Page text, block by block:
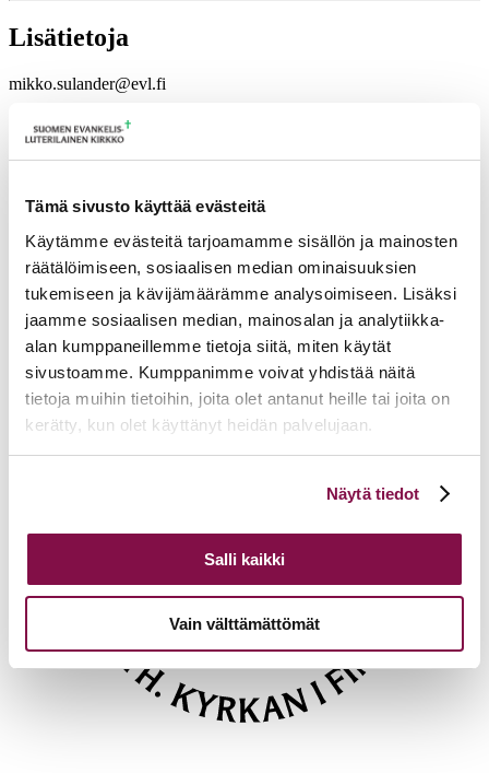
Tämä sivusto käyttää evästeitä
Käytämme evästeitä tarjoamamme sisällön ja mainosten
räätälöimiseen, sosiaalisen median ominaisuuksien
tukemiseen ja kävijämäärämme analysoimiseen. Lisäksi
jaamme sosiaalisen median, mainosalan ja analytiikka-
alan kumppaneillemme tietoja siitä, miten käytät
sivustoamme. Kumppanimme voivat yhdistää näitä
tietoja muihin tietoihin, joita olet antanut heille tai joita on
kerätty, kun olet käyttänyt heidän palvelujaan.
linkistä.
Näytä tiedot
Salli kaikki
Vain välttämättömät
Lisätietoja
mikko.sulander@evl.fi
Tulevia tapahtumia
Ikkunoita kristilliseen spiritualiteettiin: Matkakumppanuuden päivä
runojen, taiteen ja luonnon äärellä
25.08.2026
Toimistoväen verkostotapaaminen 08.09.2026
Takaisin tapahtumiin